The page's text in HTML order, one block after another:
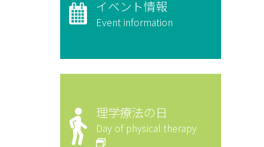
イベント情報
Event information
理学療法の日
Day of physical therapy